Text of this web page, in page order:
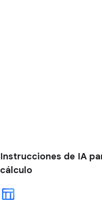
Instrucciones de IA
cálculo